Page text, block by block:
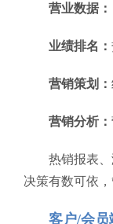
营业数据：
业绩排名：
营销策划：
营销分析：
热销报表
决策有数可依
客户/会员